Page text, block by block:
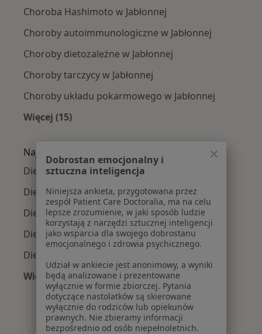
Choroba Hashimoto w Jabłonnej
Choroby autoimmunologiczne w Jabłonnej
Choroby dietozależne w Jabłonnej
Choroby tarczycy w Jabłonnej
Choroby układu pokarmowego w Jabłonnej
Więcej (15)
Najpopularniejsze ubezpieczenia
Dietetycy z Signal Iduna w Jabłonnej
Dietetycy z INTER Polska w Jabłonnej
Dietetycy z Allianz w Jabłonnej
Dietetycy z Compensa w Jabłonnej
Dietetycy z SKOK Asekuracja w Jabłonnej
Więcej (2)
Więcej w kategorii: Najpopularniejsze
Dobrostan emocjonalny i
sztuczna inteligencja
Niniejsza ankieta, przygotowana przez
zespół Patient Care Doctoralia, ma na celu
lepsze zrozumienie, w jaki sposób ludzie
korzystają z narzędzi sztucznej inteligencji
jako wsparcia dla swojego dobrostanu
emocjonalnego i zdrowia psychicznego.
Udział w ankiecie jest anonimowy, a wyniki
będą analizowane i prezentowane
wyłącznie w formie zbiorczej. Pytania
dotyczące nastolatków są skierowane
wyłącznie do rodziców lub opiekunów
prawnych. Nie zbieramy informacji
bezpośrednio od osób niepełnoletnich.